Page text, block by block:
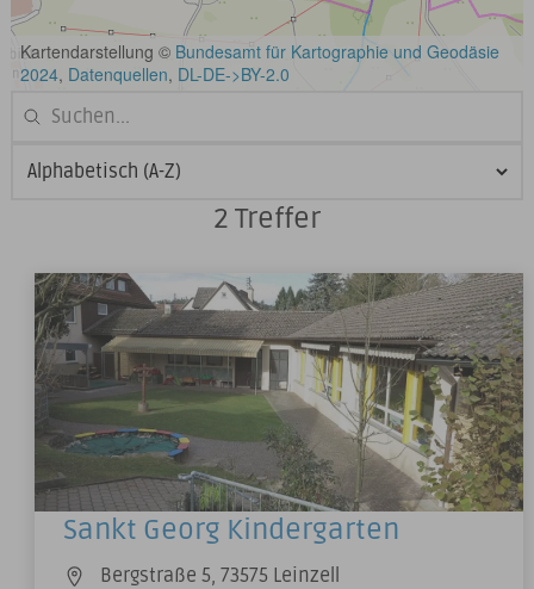
2 Treffer
2 Ergebnisse gefunden
Sankt Georg Kindergarten
Bergstraße 5, 73575 Leinzell